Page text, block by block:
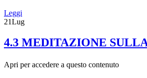
Leggi
21Lug
4.3 MEDITAZIONE
Apri per accedere a questo contenuto